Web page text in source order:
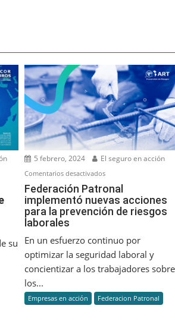
su
5 febrero, 2024 El seguro en acción
Comentarios desactivadosen
Federación
Patronal
implementó
acciones
para
la
prevención
de
riesgos
Federación Patronal
implementó nuevas acciones
para la prevención de riesgos
laborales
En un esfuerzo continuo por
optimizar la seguridad laboral y
concientizar a los trabajadores sobre
los...
Empresas en acción Federacion Patronal